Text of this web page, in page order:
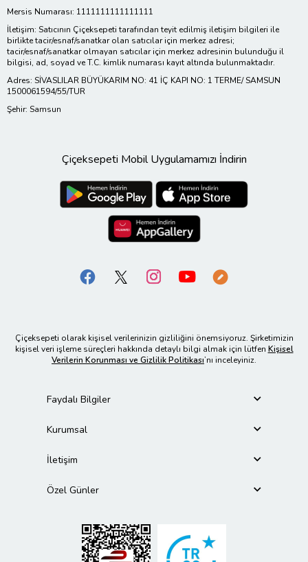
Mersis Numarası: 1111111111111111
İletişim: Satıcının Çiçeksepeti tarafından teyit edilmiş iletişim bilgileri ile
birlikte tacir/esnaf/sanatkar olan satıcılar için merkez adresi;
tacir/esnaf/sanatkar olmayan satıcılar için merkez adresinin bulunduğu il
bilgisi, ad, soyad ve T.C. kimlik numarası kayıt altında bulunmaktadır.
Adres: SİVASLILAR BÜYÜKARIM NO: 41 İÇ KAPI NO: 1 TERME/ SAMSUN
1500061594/55/TUR
Şehir: Samsun
Çiçeksepeti Mobil Uygulamamızı İndirin
Çiçeksepeti olarak kişisel verilerinizin gizliliğini önemsiyoruz. Şirketimizin
kişisel veri işleme süreçleri hakkında detaylı bilgi almak için lütfen Kişisel
Verilerin Korunması ve Gizlilik Politikası’nı inceleyiniz.
Faydalı Bilgiler
Kurumsal
İletişim
Özel Günler